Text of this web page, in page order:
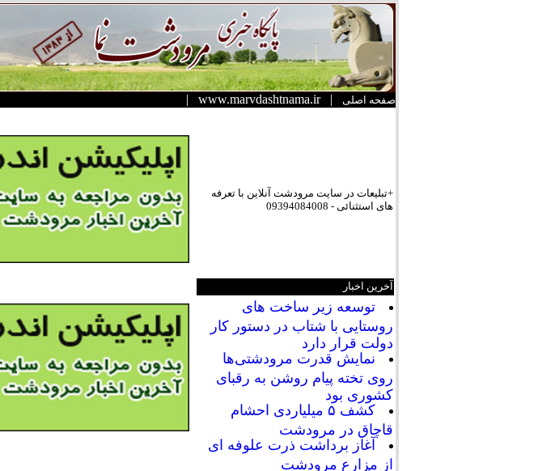
صفحه اصلی |
www.marvdashtnama.ir
|
+تبلیعات در سایت مرودشت آنلاین با تعرفه
های استثنائی - 09394084008
آخرین اخبار
توسعه زیر ساخت های
روستایی با شتاب در دستور کار
دولت قرار دارد
نمایش قدرت مرودشتی‌ها
روی تخته پیام روشن به رقبای
کشوری بود
کشف ۵ میلیاردی احشام
قاچاق در مرودشت
آغاز برداشت ذرت علوفه ای
از مزارع مرودشت